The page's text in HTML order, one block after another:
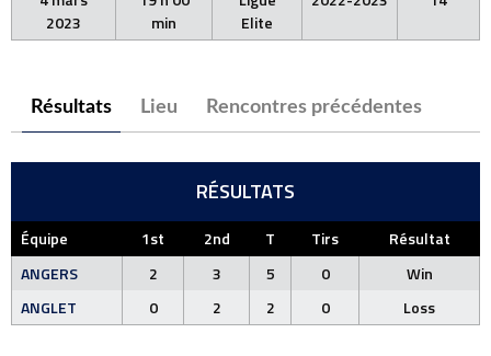
2023
min
Elite
Résultats Lieu Rencontres précédentes
RÉSULTATS
Équipe 1st 2nd T Tirs
Résultat
ANGERS
2 3 5 0
Win
ANGLET
0 2 2 0 Loss